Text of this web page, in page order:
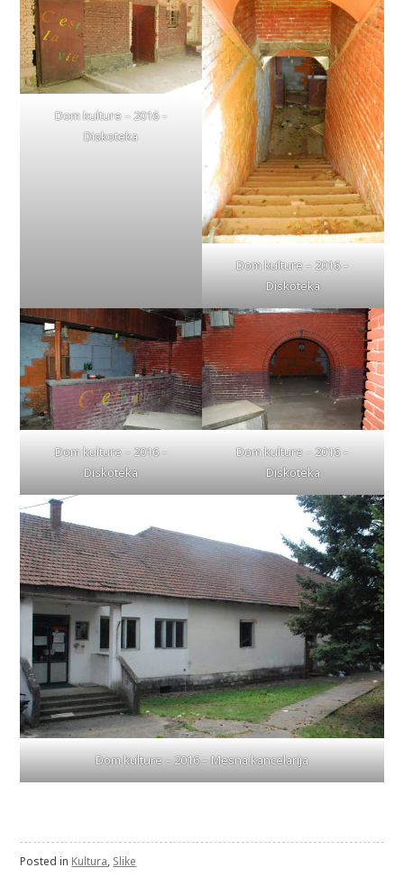
Dom kulture – 2016 –
Diskoteka
Dom kulture – 2016 –
Diskoteka
Dom kulture – 2016 –
Diskoteka
Dom kulture – 2016 –
Diskoteka
Dom kulture – 2016 – Mesna kancelarija
Posted in Kultura, Slike